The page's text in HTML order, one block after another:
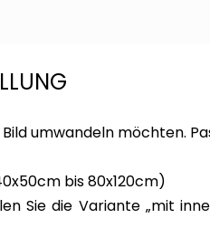
umwandeln möchten.
bis 80x120cm)
Sie die Variante „mit